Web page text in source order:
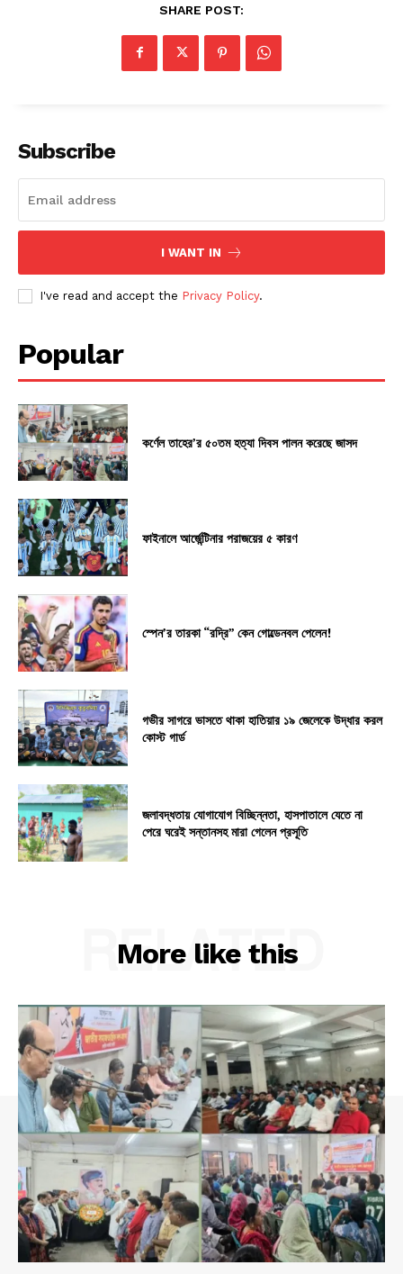
SHARE POST:
Subscribe
I WANT IN
I've read and accept the Privacy Policy.
Popular
কর্ণেল তাহের’র ৫০তম হত্যা দিবস পালন করেছে জাসদ
ফাইনালে আর্জেন্টিনার পরাজয়ের ৫ কারণ
স্পেন’র তারকা “রদ্রি” কেন গোল্ডেনবল পেলেন!
গভীর সাগরে ভাসতে থাকা হাতিয়ার ১৯ জেলেকে উদ্ধার করল
কোস্ট গার্ড
জলাবদ্ধতায় যোগাযোগ বিচ্ছিন্নতা, হাসপাতালে যেতে না
পেরে ঘরেই সন্তানসহ মারা গেলেন প্রসূতি
More like this
RELATED